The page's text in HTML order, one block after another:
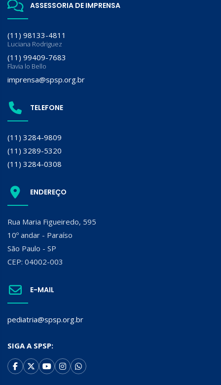
ASSESSORIA DE IMPRENSA
(11) 98133-4811
Luciana Rodriguez
(11) 99409-7683
Flavia lo Bello
imprensa@spsp.org.br
TELEFONE
(11) 3284-9809
(11) 3289-5320
(11) 3284-0308
ENDEREÇO
Rua Maria Figueiredo, 595
10º andar - Paraíso
São Paulo - SP
CEP: 04002-003
E-MAIL
pediatria@spsp.org.br
SIGA A SPSP: